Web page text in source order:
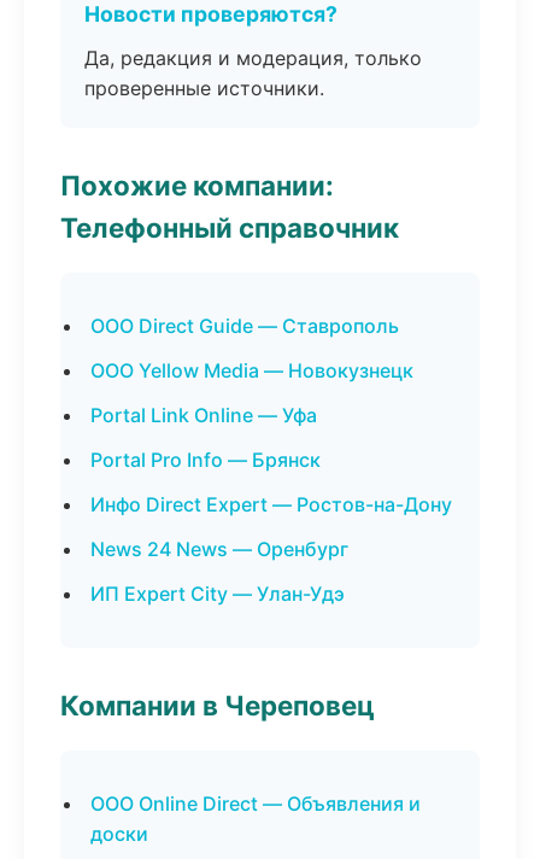
Новости проверяются?
Да, редакция и модерация, только
проверенные источники.
Похожие компании:
Телефонный справочник
ООО Direct Guide — Ставрополь
ООО Yellow Media — Новокузнецк
Portal Link Online — Уфа
Portal Pro Info — Брянск
Инфо Direct Expert — Ростов-на-Дону
News 24 News — Оренбург
ИП Expert City — Улан-Удэ
Компании в Череповец
ООО Online Direct — Объявления и
доски